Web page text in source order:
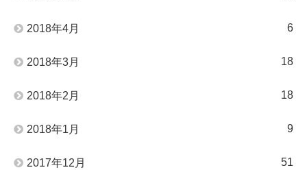
2018年4月 6
2018年3月 18
2018年2月 18
2018年1月 9
2017年12月 51